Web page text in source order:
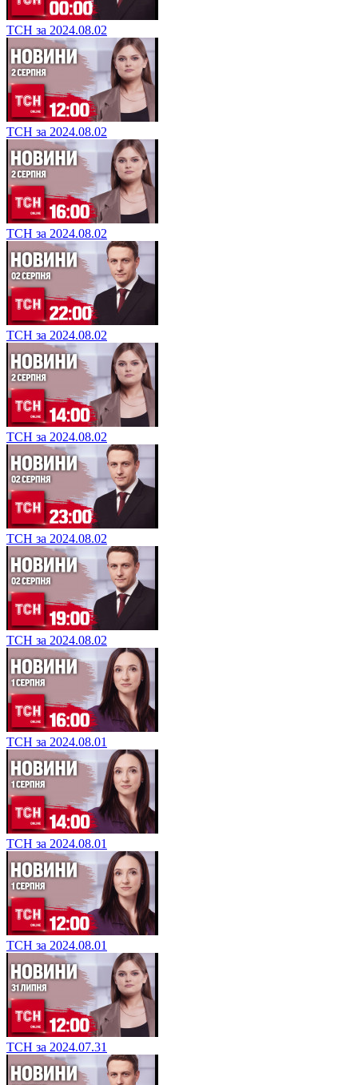
ТСН за 2024.08.02
ТСН за 2024.08.02
ТСН за 2024.08.02
ТСН за 2024.08.02
ТСН за 2024.08.02
ТСН за 2024.08.02
ТСН за 2024.08.02
ТСН за 2024.08.01
ТСН за 2024.08.01
ТСН за 2024.08.01
ТСН за 2024.07.31